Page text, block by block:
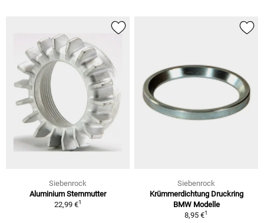
Siebenrock
Aluminium Sternmutter
22,99 €1
Siebenrock
Krümmerdichtung Druckring
BMW Modelle
8,95 €1